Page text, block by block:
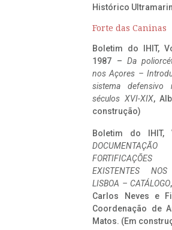
Histórico
Forte das Caninas
Boletim do IHIT,
1987 – Da
nos Açores –
sistema
séculos XVI-XIX,
construção)
Boletim do
EXISTENTES
LISBOA – CATÁLOGO
Carlos Neves e
Coordenação de
Matos. (Em